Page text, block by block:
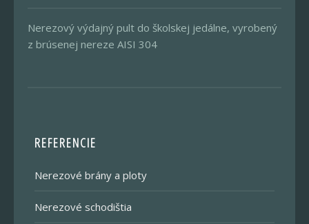
Nerezový výdajný pult do školskej jedálne, vyrobený
z brúsenej nereze AISI 304
REFERENCIE
Nerezové brány a ploty
Nerezové schodištia